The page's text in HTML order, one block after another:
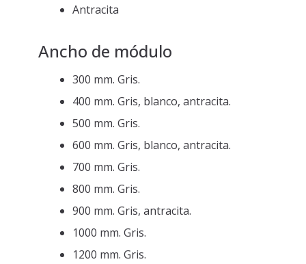
Antracita
Ancho de módulo
300 mm. Gris.
400 mm. Gris, blanco, antracita.
500 mm. Gris.
600 mm. Gris, blanco, antracita.
700 mm. Gris.
800 mm. Gris.
900 mm. Gris, antracita.
1000 mm. Gris.
1200 mm. Gris.